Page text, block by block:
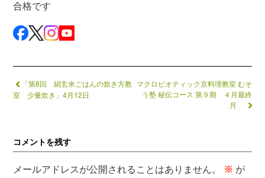
合格です
「第8回 絹玄米ごはんの炊き方教
室 少量炊き」4月12日
マクロビオティック京料理教室 むそ
う塾 秘伝コース 第９期 ４月最終
月
コメントを残す
メールアドレスが公開されることはありません。 ※ が